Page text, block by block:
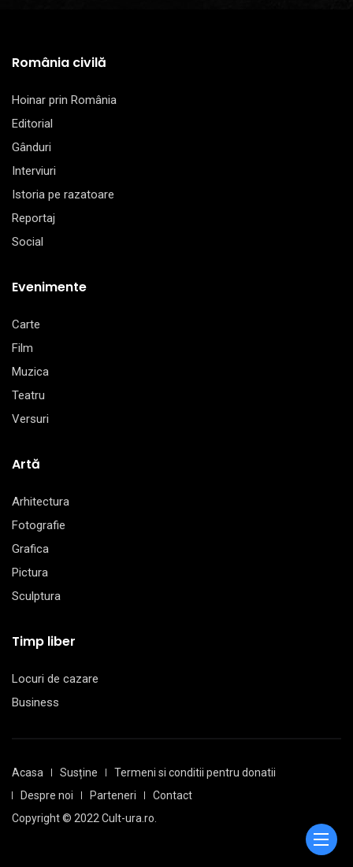
România civilă
Hoinar prin România
Editorial
Gânduri
Interviuri
Istoria pe razatoare
Reportaj
Social
Evenimente
Carte
Film
Muzica
Teatru
Versuri
Artă
Arhitectura
Fotografie
Grafica
Pictura
Sculptura
Timp liber
Locuri de cazare
Business
Acasa Susține
Termeni si conditii pentru donatii
Despre noi
Parteneri
Contact
Copyright © 2022 Cult-ura.ro.